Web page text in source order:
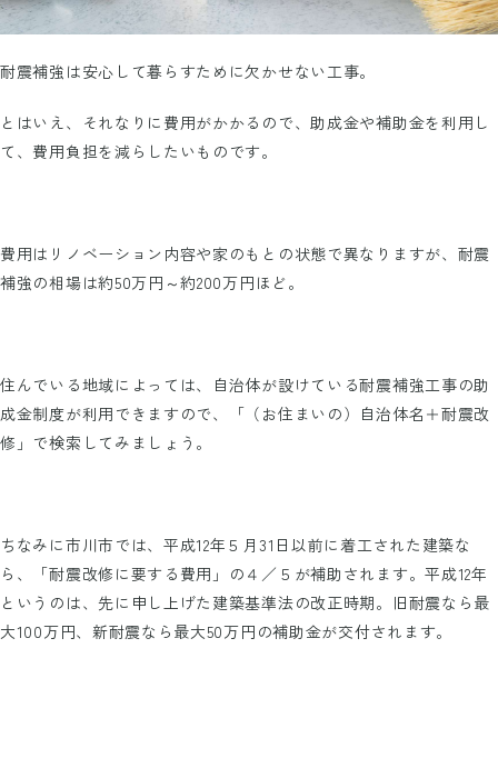
耐震補強は安心して暮らすために欠かせない工事。
とはいえ、それなりに費用がかかるので、助成金や補助金を利用し
て、費用負担を減らしたいものです。
費用はリノベーション内容や家のもとの状態で異なりますが、耐震
補強の相場は約50万円～約200万円ほど。
住んでいる地域によっては、自治体が設けている耐震補強工事の助
成金制度が利用できますので、「（お住まいの）自治体名＋耐震改
修」で検索してみましょう。
ちなみに市川市では、平成12年５月31日以前に着工された建築な
ら、「耐震改修に要する費用」の４／５が補助されます。平成12年
というのは、先に申し上げた建築基準法の改正時期。旧耐震なら最
大100万円、新耐震なら最大50万円の補助金が交付されます。